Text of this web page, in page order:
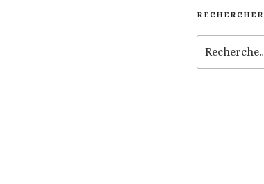
RECHERCHER
pour